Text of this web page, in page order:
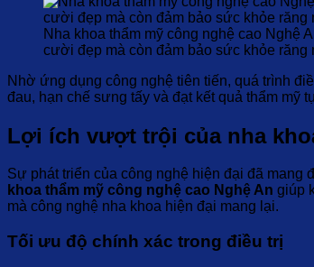
Nha khoa thẩm mỹ công nghệ cao Nghệ
cười đẹp mà còn đảm bảo sức khỏe răng
Nhờ ứng dụng công nghệ tiên tiến, quá trình
đau, hạn chế sưng tấy và đạt kết quả thẩm mỹ
Lợi ích vượt trội của nha
Sự phát triển của công nghệ hiện đại đã
khoa thẩm mỹ công nghệ cao Nghệ An giúp
mà công nghệ nha khoa hiện đại mang lại.
Tối ưu độ chính xác trong điều trị